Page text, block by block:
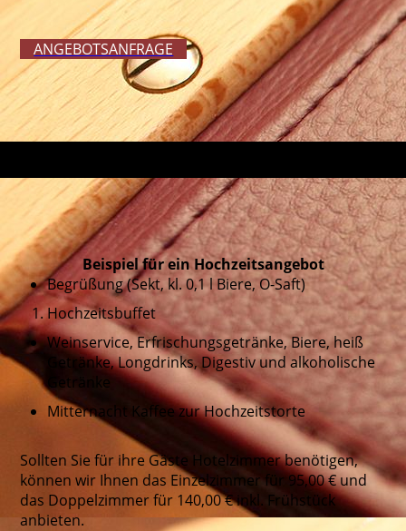
ANGEBOTS­­ANFRAGE
Beispiel für ein Hochzeitsangebot
Begrüßung (Sekt, kl. 0,1 l Biere, O-Saft)
Hochzeitsbuffet
Weinservice, Erfrischungsgetränke, Biere, heiß
Getränke, Longdrinks, Digestiv und alkoholische
Getränke
Mitternacht Kaffee zur Hochzeitstorte
Sollten Sie für ihre Gäste Hotelzimmer benötigen,
können wir Ihnen das Einzelzimmer für 95,00 € und
das Doppelzimmer für 140,00 € inkl. Frühstück
anbieten.